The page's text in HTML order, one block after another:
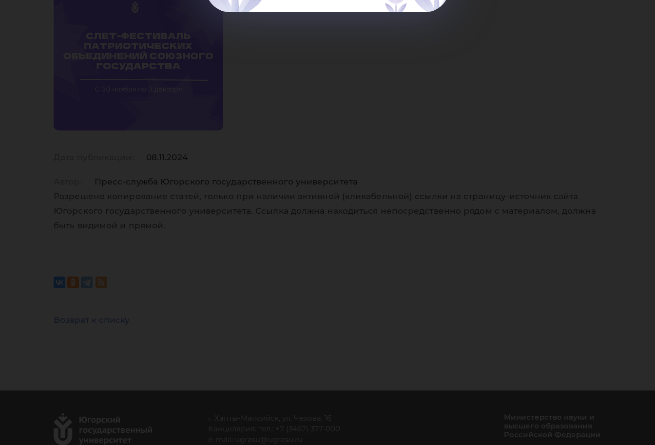
08.11.2024
Пресс-служба Югорского государственного университета
Разрешено копирование статей, только при наличии активной (кликабельной) ссылки на страницу-источник сайта
Югорского государственного университета. Ссылка должна находиться непосредственно рядом с материалом, должна
быть видимой и прямой.
Возврат к списку
г. Ханты-Мансийск, ул. Чехова, 16
Канцелярия: тел.: +7 (3467) 377-000
e-mail:
ugrasu@ugrasu.ru
Министерство науки и
высшего образования
Российской Федерации